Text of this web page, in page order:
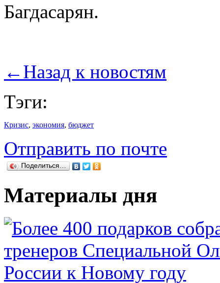
Багдасарян.
← Назад к новостям
Тэги:
Кризис, экономия, бюджет
Отправить по почте
Поделиться…
Материалы дня